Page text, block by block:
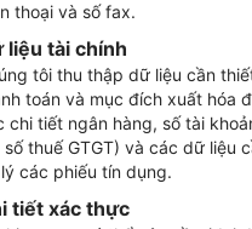
thoại và số fax.
liệu tài chính
tôi thu thập dữ liệu cần
toán và mục đích xuất hóa
chi tiết ngân hàng, số tài
số thuế GTGT) và các dữ liệu
các phiếu tín dụng.
tiết xác thực